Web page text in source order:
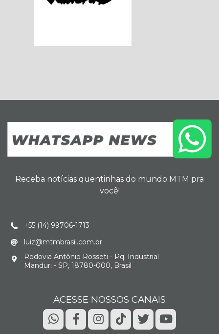
Receba notícias quentinhas do mundo MTM pra
você!
+55 (14) 99706-1713
luiz@mtmbrasil.com.br
Rodovia Antônio Rosseti - Pq. Industrial
Manduri - SP, 18780-000, Brasil
ACESSE NOSSOS CANAIS